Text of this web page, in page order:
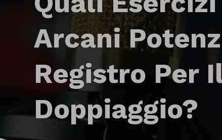
Arcani
Registro Per
Doppiaggio?